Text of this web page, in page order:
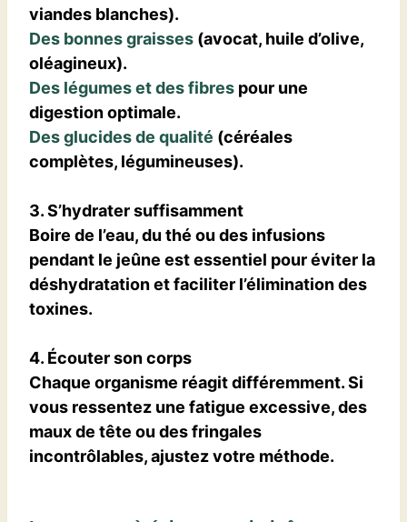
viandes blanches).
Des bonnes graisses (avocat, huile d’olive,
oléagineux).
Des légumes et des fibres pour une
digestion optimale.
Des glucides de qualité (céréales
complètes, légumineuses).
3. S’hydrater suffisamment
Boire de l’eau, du thé ou des infusions
pendant le jeûne est essentiel pour éviter la
déshydratation et faciliter l’élimination des
toxines.
4. Écouter son corps
Chaque organisme réagit différemment. Si
vous ressentez une fatigue excessive, des
maux de tête ou des fringales
incontrôlables, ajustez votre méthode.